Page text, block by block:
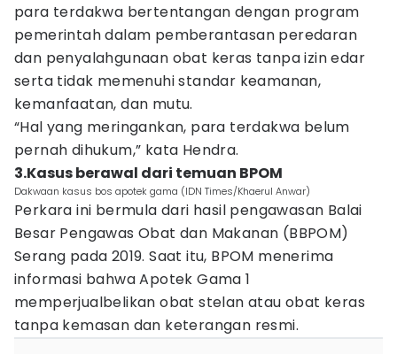
para terdakwa bertentangan dengan program
pemerintah dalam pemberantasan peredaran
dan penyalahgunaan obat keras tanpa izin edar
serta tidak memenuhi standar keamanan,
kemanfaatan, dan mutu.
“Hal yang meringankan, para terdakwa belum
pernah dihukum,” kata Hendra.
3.Kasus berawal dari temuan BPOM
Dakwaan kasus bos apotek gama (IDN Times/Khaerul Anwar)
Perkara ini bermula dari hasil pengawasan Balai
Besar Pengawas Obat dan Makanan (BBPOM)
Serang pada 2019. Saat itu, BPOM menerima
informasi bahwa Apotek Gama 1
memperjualbelikan obat stelan atau obat keras
tanpa kemasan dan keterangan resmi.